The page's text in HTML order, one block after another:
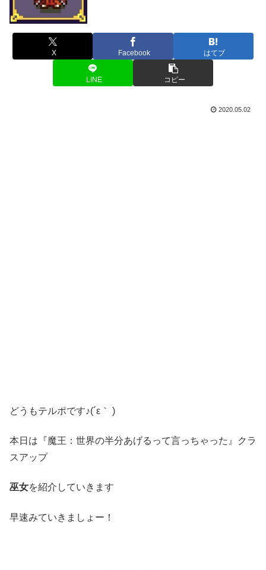
X Facebook はてブ
LINE コピー
2020.05.02
どうもテルポです♪(´ε｀ )
本日は『魔王：世界の半分あげるって言っちゃった』クラ
スアップ
巫女を紹介していきます
早速みていきましょー！